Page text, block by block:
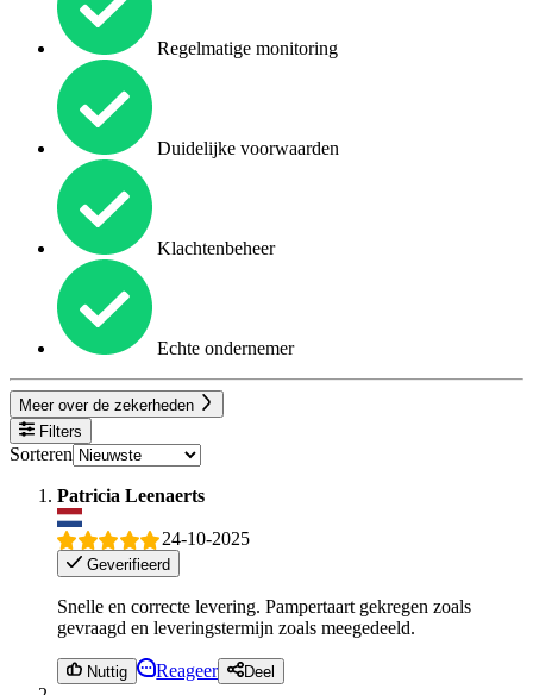
Regelmatige monitoring
Duidelijke voorwaarden
Klachtenbeheer
Echte ondernemer
Meer over de zekerheden
Filters
Sorteren
Patricia Leenaerts
24-10-2025
Geverifieerd
Snelle en correcte levering. Pampertaart gekregen zoals
gevraagd en leveringstermijn zoals meegedeeld.
Nuttig Reageer Deel